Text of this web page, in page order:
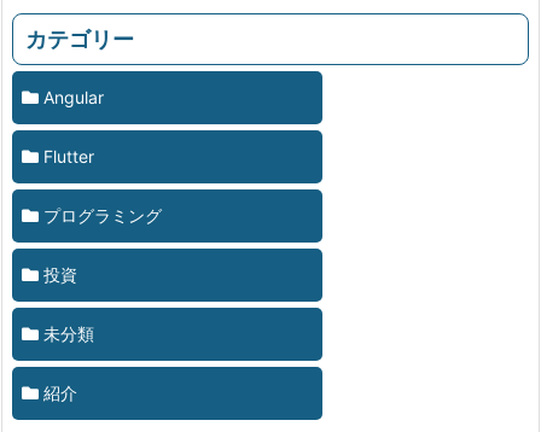
カテゴリー
Angular
Flutter
プログラミング
投資
未分類
紹介